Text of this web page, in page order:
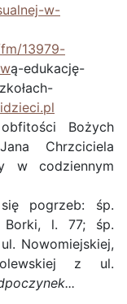
w-
13979-
ą-edukację-
Bożych
Chrzciciela
w codziennym
pogrzeb: śp.
Borki, l. 77; śp.
Nowomiejskiej,
z ul.